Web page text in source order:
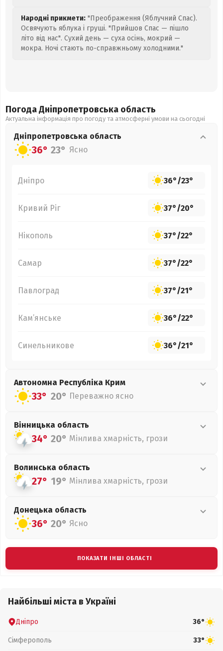
Народні прикмети: "Преображення (Яблучний Спас).
Освячують яблука і груші. "Прийшов Спас — пішло
літо від нас". Сухий день — суха осінь, мокрий —
мокра. Ночі стають по-справжньому холодними."
Погода Дніпропетровська область
Актуальна інформація про погоду та атмосферні умови на сьогодні
Дніпропетровська область
36° 23° Ясно
Дніпро 36°/23°
Кривий Ріг 37°/20°
Нікополь 37°/22°
Самар 37°/22°
Павлоград 37°/21°
Кам’янське 36°/22°
Синельникове 36°/21°
Автономна Республіка Крим
33° 20° Переважно ясно
Вінницька область
34° 20° Мінлива хмарність, грози
Волинська область
27° 19° Мінлива хмарність, грози
Донецька область
36° 20° Ясно
ПОКАЗАТИ ІНШІ ОБЛАСТІ
Найбільші міста в Україні
Дніпро 36°
Сімферополь 33°